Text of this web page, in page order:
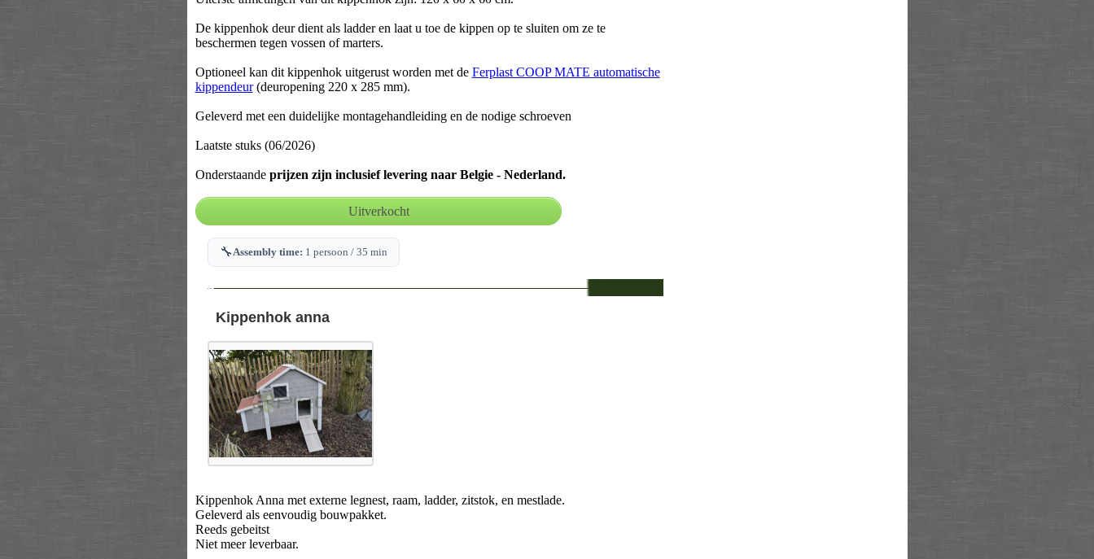
De kippenhok deur dient als ladder en laat u toe de kippen op te sluiten om ze te
beschermen tegen vossen of marters.
Optioneel kan dit kippenhok uitgerust worden met de Ferplast COOP MATE automatische
kippendeur(deuropening 220 x 285 mm).
Geleverd met een duidelijke montagehandleiding en de nodige schroeven
Laatste stuks (06/2026)
Onderstaande prijzen zijn inclusief levering naar Belgie - Nederland.
🔧Assembly time: 1 persoon / 35 min
--
Kippenhok anna
Kippenhok Anna met externe legnest, raam, ladder, zitstok, en mestlade.
Geleverd als eenvoudig bouwpakket.
Reeds gebeitst
Niet meer leverbaar.